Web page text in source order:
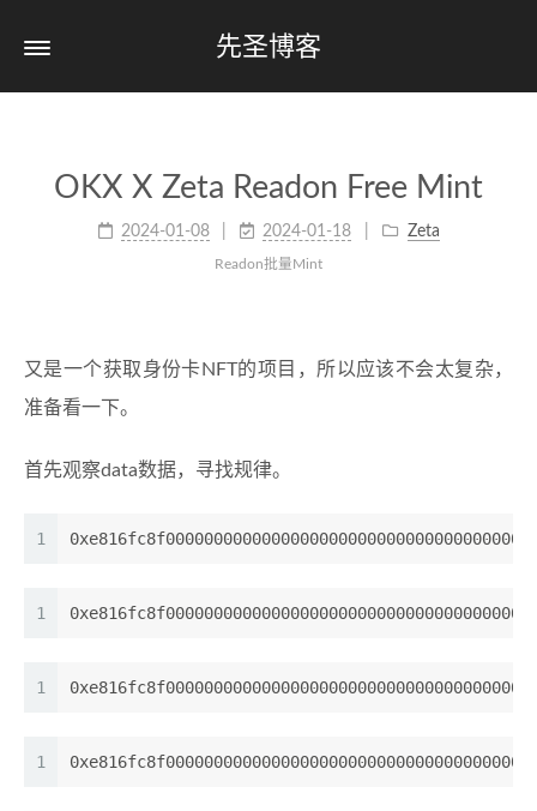
先圣博客
OKX X Zeta Readon Free Mint
2024-01-08 2024-01-18 Zeta
Readon批量Mint
又是一个获取身份卡NFT的项目，所以应该不会太复杂，
准备看一下。
首先观察data数据，寻找规律。
1
1
1
1